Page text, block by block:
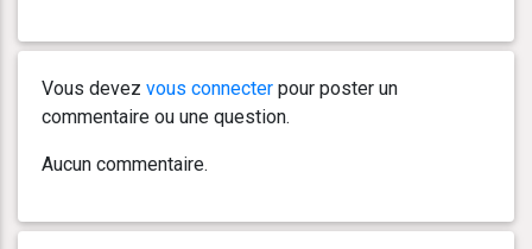
Vous devez vous connecter pour poster un
commentaire ou une question.
Aucun commentaire.